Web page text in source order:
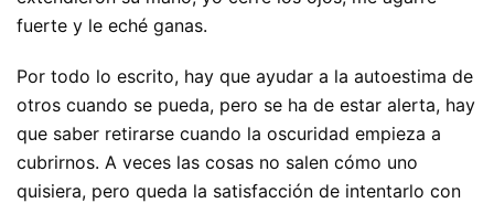
fuerte y le eché ganas.
Por todo lo escrito, hay que ayudar a la autoestima de
otros cuando se pueda, pero se ha de estar alerta, hay
que saber retirarse cuando la oscuridad empieza a
cubrirnos. A veces las cosas no salen cómo uno
quisiera, pero queda la satisfacción de intentarlo con